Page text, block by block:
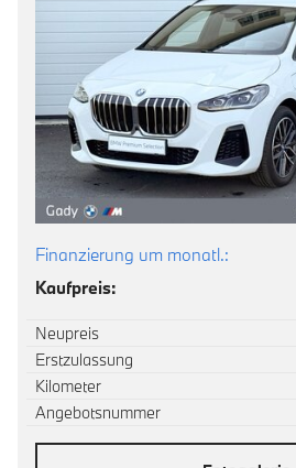
Finanzierung um monatl.:
Kaufpreis:
Neupreis
Erstzulassung
Kilometer
Angebotsnummer